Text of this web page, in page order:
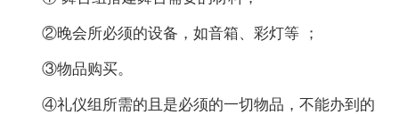
②晚会所必须的设备，如音箱、彩灯等 ；
③物品购买。
④礼仪组所需的且是必须的一切物品，不能办到的